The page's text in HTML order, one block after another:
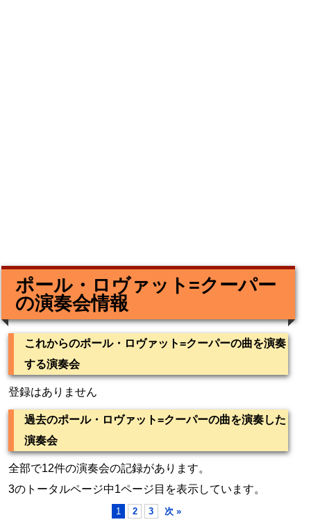
ポール・ロヴァット=クーパー
の演奏会情報
これからのポール・ロヴァット=クーパーの曲を演奏
する演奏会
登録はありません
過去のポール・ロヴァット=クーパーの曲を演奏した
演奏会
全部で12件の演奏会の記録があります。
3のトータルページ中1ページ目を表示しています。
1 2 3 次 »